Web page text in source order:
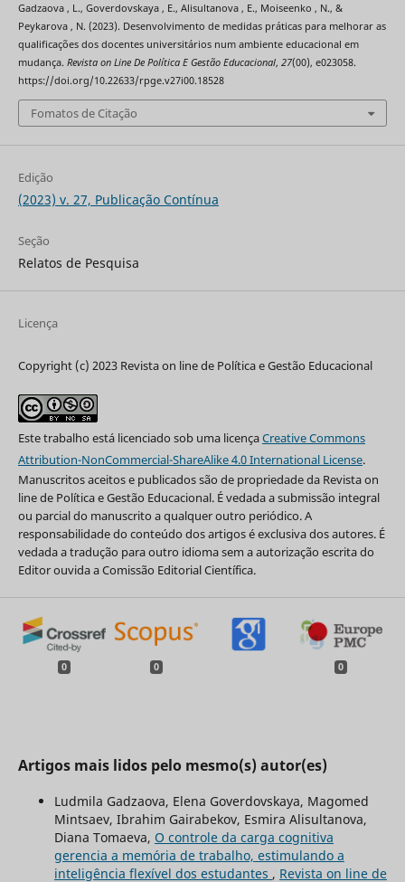
Gadzaova , L., Goverdovskaya , E., Alisultanova , E., Moiseenko , N., &
Peykarova , N. (2023). Desenvolvimento de medidas práticas para melhorar as
qualificações dos docentes universitários num ambiente educacional em
mudança. Revista on Line De Política E Gestão Educacional, 27(00), e023058.
https://doi.org/10.22633/rpge.v27i00.18528
Fomatos de Citação
Edição
(2023) v. 27, Publicação Contínua
Seção
Relatos de Pesquisa
Licença
Copyright (c) 2023 Revista on line de Política e Gestão Educacional
Este trabalho está licenciado sob uma licençaCreative Commons
Attribution-NonCommercial-ShareAlike 4.0 International License.
Manuscritos aceitos e publicados são de propriedade da Revista on
line de Política e Gestão Educacional. É vedada a submissão integral
ou parcial do manuscrito a qualquer outro periódico. A
responsabilidade do conteúdo dos artigos é exclusiva dos autores. É
vedada a tradução para outro idioma sem a autorização escrita do
Editor ouvida a Comissão Editorial Científica.
0 0 0
Artigos mais lidos pelo mesmo(s) autor(es)
Ludmila Gadzaova, Elena Goverdovskaya, Magomed
Mintsaev, Ibrahim Gairabekov, Esmira Alisultanova,
Diana Tomaeva, O controle da carga cognitiva
gerencia a memória de trabalho, estimulando a
inteligência flexível dos estudantes , Revista on line de